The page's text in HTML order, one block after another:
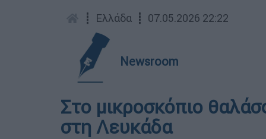
┋ Ελλάδα ┋ 07.05.2026 22:22
Newsroom
Στο μικροσκόπιο
στη Λευκάδα